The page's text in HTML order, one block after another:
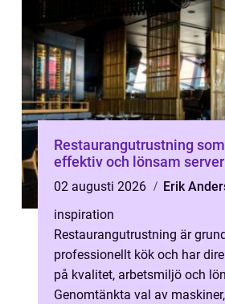
Restaurangutrustning
effektiv och lönsam
02 augusti 2026
Erik
inspiration
Restaurangutrustning är
professionellt kök och har
på kvalitet, arbetsmiljö och
Genomtänkta val av